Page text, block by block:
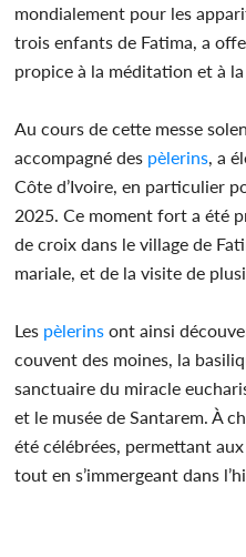
mondialement pour les
trois enfants de Fatima, a
propice à la méditation et à la
Au cours de cette messe
accompagné des pèlerins , a
Côte d’Ivoire, en particulier
2025. Ce moment fort a été
de croix dans le village de
mariale, et de la visite de
Les pèlerins ont ainsi
couvent des moines, la
sanctuaire du miracle
et le musée de Santarem. À
été célébrées, permettant
tout en s’immergeant dans